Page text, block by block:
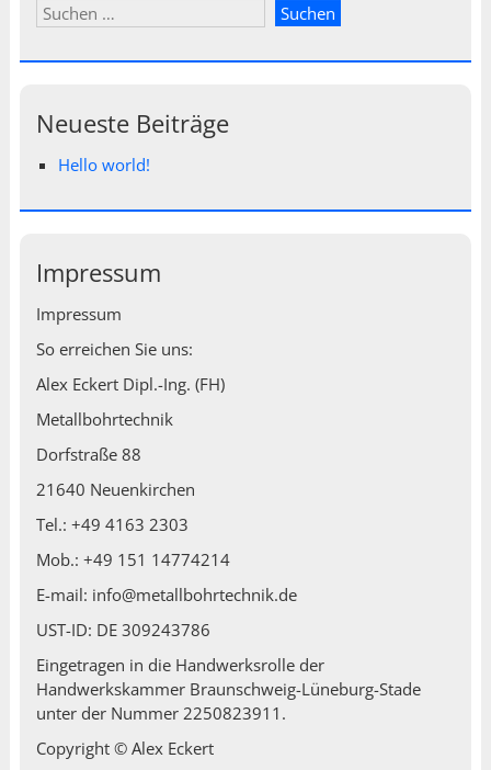
Neueste Beiträge
Hello world!
Impressum
Impressum
So erreichen Sie uns:
Alex Eckert Dipl.-Ing. (FH)
Metallbohrtechnik
Dorfstraße 88
21640 Neuenkirchen
Tel.: +49 4163 2303
Mob.: +49 151 14774214
E-mail: info@metallbohrtechnik.de
UST-ID: DE 309243786
Eingetragen in die Handwerksrolle der
Handwerkskammer Braunschweig-Lüneburg-Stade
unter der Nummer 2250823911.
Copyright © Alex Eckert